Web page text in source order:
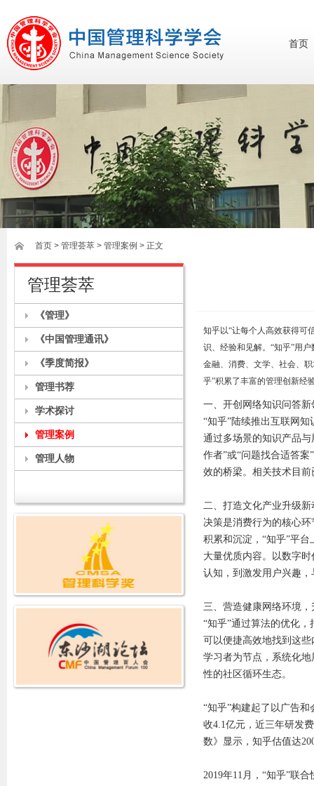
首页
首页 > 管理荟萃 > 管理案例 > 正文
管理荟萃
《管理》
《中国管理通讯》
《季度简报》
管理书荐
学术探讨
管理案例
管理人物
知乎以“让每个人高效获得可
识、经验和见解。 “知乎”用
金融、消费、文学、社会、
乎”积累了丰富的管理创新经
一、开创网络知识问答
“知乎”陆续推出互联网
通过多场景的知识产品
作者”或“问题找合适答
效的桥梁。相关技术目
二、打造文化产业升级
决策是消费行为的核心
积累和沉淀，“知乎”平
大量优质内容。以数字
认知，到激发用户兴趣
三、营造健康网络环境
“知乎”通过算法的优化
可以便捷高效地找到这
学习者为节点，系统化
性的社区循环生态。
“知乎”构建起了以广告和
收4.1亿元，近三年研发
数》显示，知乎估值达
2019年11月，“知乎”联